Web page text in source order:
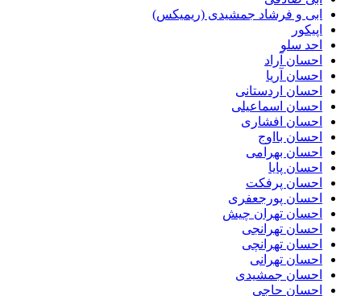
ابی و فرشاد جمشیدی (ریمیکس)
اپیکور
احد سلو
احسان آراد
احسان آریا
احسان اردستانی
احسان اسماعیلی
احسان افشاری
احسان بااوج
احسان بهرامی
احسان پایا
احسان پرفکت
احسان پورجعفری
احسان تهران چیش
احسان تهرانجی
احسان تهرانچی
احسان تهرانی
احسان جمشیدی
احسان حاجی